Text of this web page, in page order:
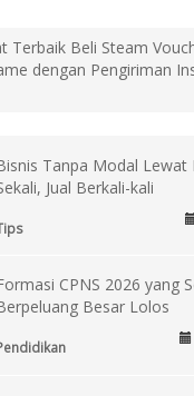
Terbaik Beli Steam
dengan Pengiriman
Tanpa Modal Lewat
Jual Berkali-kali
CPNS 2026 yang
Besar Lolos